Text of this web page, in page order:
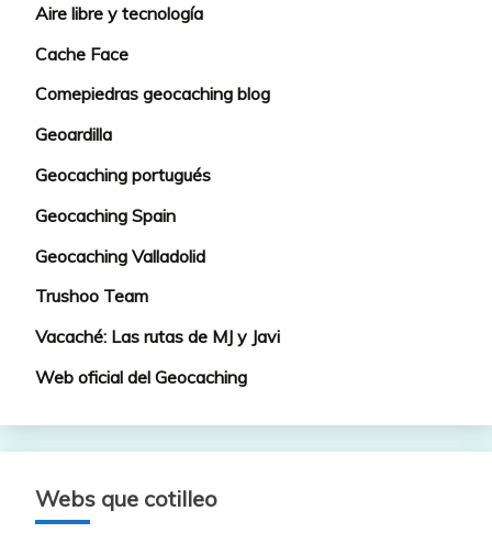
Aire libre y tecnología
Cache Face
Comepiedras geocaching blog
Geoardilla
Geocaching portugués
Geocaching Spain
Geocaching Valladolid
Trushoo Team
Vacaché: Las rutas de MJ y Javi
Web oficial del Geocaching
Webs que cotilleo